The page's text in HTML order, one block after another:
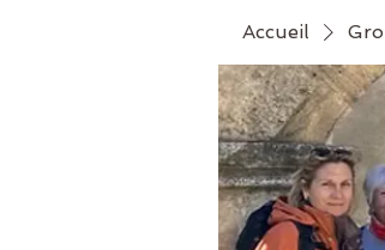
Accueil